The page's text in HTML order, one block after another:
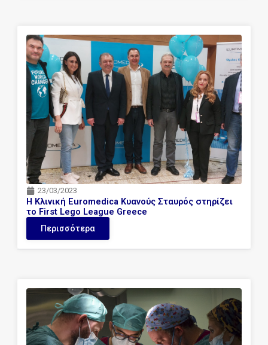
23/03/2023
Η Κλινική Euromedica Κυανούς Σταυρός στηρίζει
το First Lego League Greece
Περισσότερα